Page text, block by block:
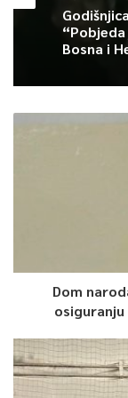
Sjedinjene
prijem BiH u
Bosna i
Dom